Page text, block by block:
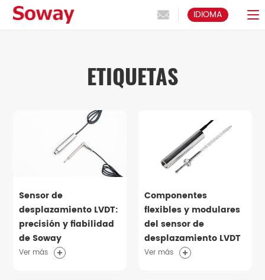
IDIOMA
ETIQUETAS
Sensor de
desplazamiento LVDT:
precisión y fiabilidad
de Soway
Ver más
Componentes
flexibles y modulares
del sensor de
desplazamiento LVDT
Ver más